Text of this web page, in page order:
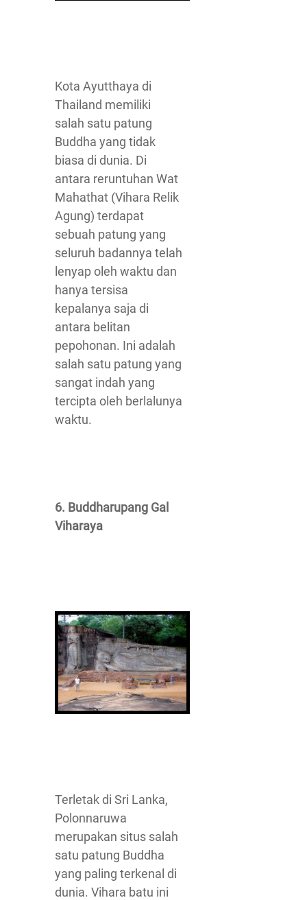
Kota Ayutthaya di
Thailand memiliki
salah satu patung
Buddha yang tidak
biasa di dunia. Di
antara reruntuhan Wat
Mahathat (Vihara Relik
Agung) terdapat
sebuah patung yang
seluruh badannya telah
lenyap oleh waktu dan
hanya tersisa
kepalanya saja di
antara belitan
pepohonan. Ini adalah
salah satu patung yang
sangat indah yang
tercipta oleh berlalunya
waktu.
6. Buddharupang Gal
Viharaya
Terletak di Sri Lanka,
Polonnaruwa
merupakan situs salah
satu patung Buddha
yang paling terkenal di
dunia. Vihara batu ini